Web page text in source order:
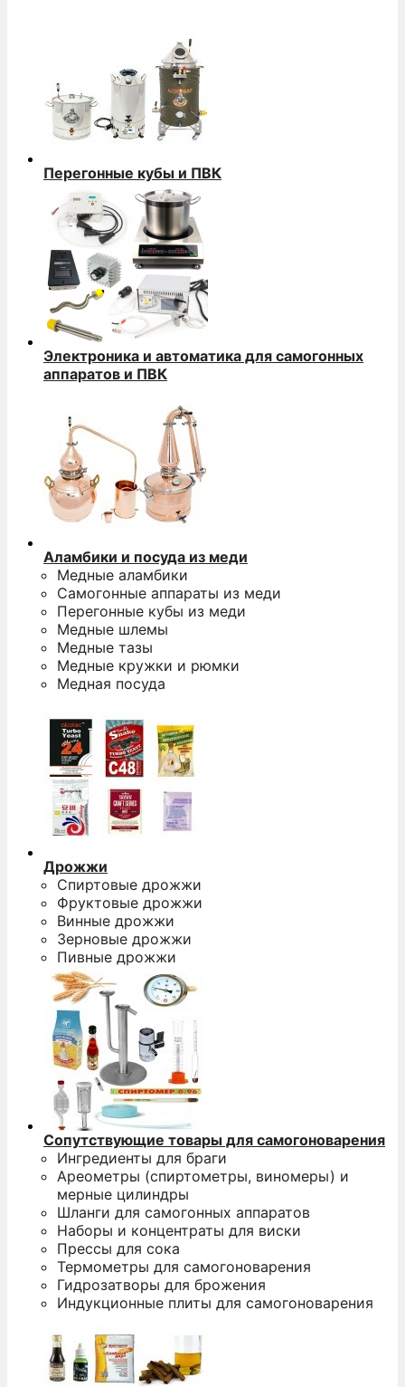
Перегонные кубы и ПВК
Электроника и автоматика для самогонных
аппаратов и ПВК
Аламбики и посуда из меди
Медные аламбики
Самогонные аппараты из меди
Перегонные кубы из меди
Медные шлемы
Медные тазы
Медные кружки и рюмки
Медная посуда
Дрожжи
Спиртовые дрожжи
Фруктовые дрожжи
Винные дрожжи
Зерновые дрожжи
Пивные дрожжи
Сопутствующие товары для самогоноварения
Ингредиенты для браги
Ареометры (спиртометры, виномеры) и
мерные цилиндры
Шланги для самогонных аппаратов
Наборы и концентраты для виски
Прессы для сока
Термометры для самогоноварения
Гидрозатворы для брожения
Индукционные плиты для самогоноварения